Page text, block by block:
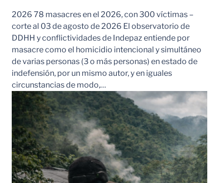
2026 78 masacres en el 2026, con 300 víctimas –
corte al 03 de agosto de 2026 El observatorio de
DDHH y conflictividades de Indepaz entiende por
masacre como el homicidio intencional y simultáneo
de varias personas (3 o más personas) en estado de
indefensión, por un mismo autor, y en iguales
circunstancias de modo,…